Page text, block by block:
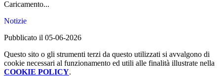
Caricamento...
Notizie
Pubblicato il 05-06-2026
Questo sito o gli strumenti terzi da questo utilizzati si avvalgono di
cookie necessari al funzionamento ed utili alle finalità illustrate nella
COOKIE POLICY.